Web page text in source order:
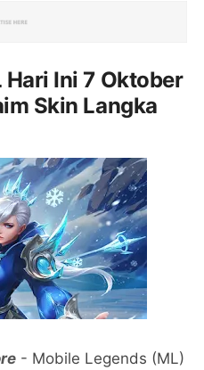
Hari Ini 7 Oktober
Skin Langka
- Mobile Legends (ML)